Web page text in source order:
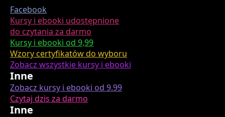
Facebook
Kursy i ebooki udostępnione
do czytania za darmo
Kursy i ebooki od 9,99
Wzory certyfikatów do wyboru
Zobacz wszystkie kursy i ebooki
Inne
Zobacz kursy i ebooki od 9.99
Czytaj dzis za darmo
Inne